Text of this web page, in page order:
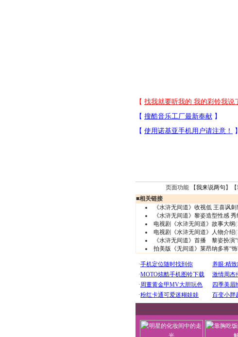
页面功能 【我来说两句 】【
■相关链接
《水浒无间道》收视低 王喜讽
《水浒无间道》黎姿造型性感
电视剧《水浒无间道》故事大纲
电视剧《水浒无间道》人物介绍
《水浒无间道》首播 黎姿扮演
拍美版《无间道》莱昂纳多将“